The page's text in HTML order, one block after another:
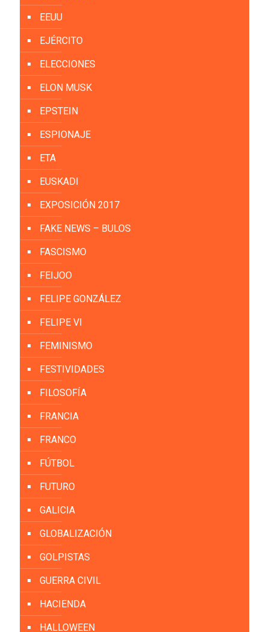
EEUU
EJÉRCITO
ELECCIONES
ELON MUSK
EPSTEIN
ESPIONAJE
ETA
EUSKADI
EXPOSICIÓN 2017
FAKE NEWS – BULOS
FASCISMO
FEIJOO
FELIPE GONZÁLEZ
FELIPE VI
FEMINISMO
FESTIVIDADES
FILOSOFÍA
FRANCIA
FRANCO
FÚTBOL
FUTURO
GALICIA
GLOBALIZACIÓN
GOLPISTAS
GUERRA CIVIL
HACIENDA
HALLOWEEN